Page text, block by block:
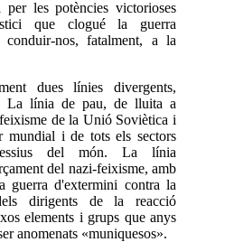
les potències victorioses
que clogué la guerra
nos, fatalment, a la
dues línies divergents,
La línia de pau, de lluita a
de la Unió Soviètica i
mundial i de tots els sectors
del món. La línia
del nazi-feixisme, amb
guerra d'extermini contra la
dirigents de la reacció
elements i grups que anys
anomenats «muniquesos».